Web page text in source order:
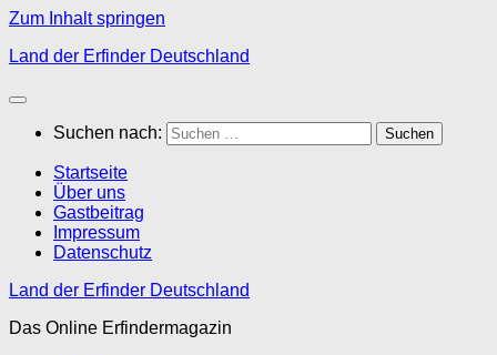
Zum Inhalt springen
Land der Erfinder Deutschland
Suchen nach:
Startseite
Über uns
Gastbeitrag
Impressum
Datenschutz
Land der Erfinder Deutschland
Das Online Erfindermagazin